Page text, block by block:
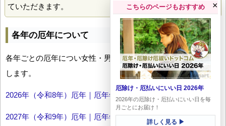
ていただきます。
各年の厄年について
各年ごとの厄年につい女性・男性の年齢早見表とともにお伝え
します。
2026年（令和8年）厄年｜厄年年齢早見表
2027年（令和9年）厄年｜厄年年齢早見表
こちらのページもおすすめ
厄除け・厄払いにいい日 2026年
2026年の厄除け・厄払いにいい日を毎
月ごとにお届け！
詳しく見る ▶
×